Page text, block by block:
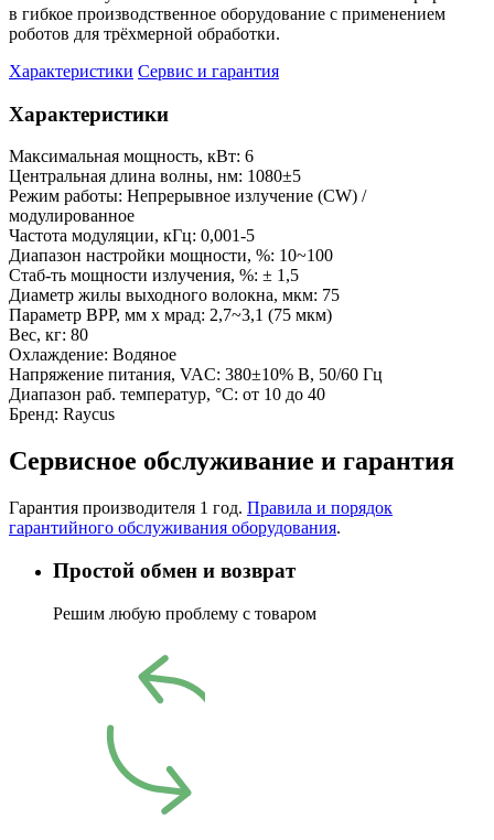
в гибкое производственное оборудование с применением
роботов для трёхмерной обработки.
Характеристики Сервис и гарантия
Характеристики
Максимальная мощность, кВт: 6
Центральная длина волны, нм: 1080±5
Режим работы: Непрерывное излучение (CW) /
модулированное
Частота модуляции, кГц: 0,001-5
Диапазон настройки мощности, %: 10~100
Стаб-ть мощности излучения, %: ± 1,5
Диаметр жилы выходного волокна, мкм: 75
Параметр BPP, мм х мрад: 2,7~3,1 (75 мкм)
Вес, кг: 80
Охлаждение: Водяное
Напряжение питания, VAC: 380±10% В, 50/60 Гц
Диапазон раб. температур, °С: от 10 до 40
Бренд: Raycus
Сервисное обслуживание и гарантия
Гарантия производителя 1 год. Правила и порядок
гарантийного обслуживания оборудования.
Простой обмен и возврат
Решим любую проблему с товаром